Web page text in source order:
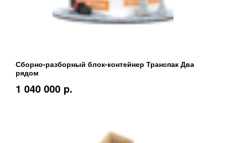
Сборно-разборный блок-контейнер Транспак Два
рядом
1 040 000 p.